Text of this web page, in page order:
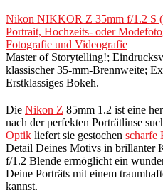
Nikon NIKKOR Z 35mm f/1.2 S
Portrait, Hochzeits- oder
Fotografie und Videografie
Master of Storytelling!;
klassischer 35-mm-Brennweite;
Erstklassiges Bokeh.
Die Nikon Z 85mm 1.2 ist eine
nach der perfekten Porträtlinse
Optik liefert sie gestochen scharfe
Detail Deines Motivs in brillanter
f/1.2 Blende ermöglicht ein
Deine Porträts mit einem
kannst.